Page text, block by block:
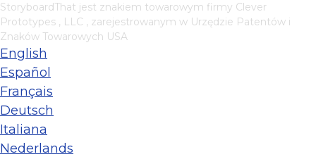
StoryboardThat jest znakiem towarowym firmy Clever
Prototypes , LLC , zarejestrowanym w Urzędzie Patentów i
Znaków Towarowych USA
English
Español
Français
Deutsch
Italiana
Nederlands